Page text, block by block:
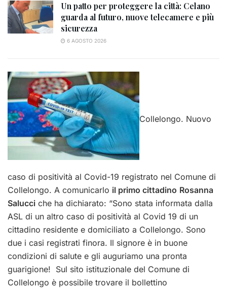
Un patto per proteggere la città: Celano
guarda al futuro, nuove telecamere e più
sicurezza
6 AGOSTO 2026
Collelongo. Nuovo
caso di positività al Covid-19 registrato nel Comune di
Collelongo. A comunicarlo il primo cittadino Rosanna
Salucci che ha dichiarato: “Sono stata informata dalla
ASL di un altro caso di positività al Covid 19 di un
cittadino residente e domiciliato a Collelongo. Sono
due i casi registrati finora. Il signore è in buone
condizioni di salute e gli auguriamo una pronta
guarigione! Sul sito istituzionale del Comune di
Collelongo è possibile trovare il bollettino